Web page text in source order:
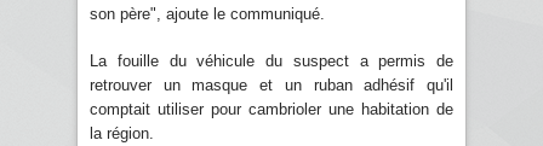
son père", ajoute le communiqué.
La fouille du véhicule du suspect a permis de
retrouver un masque et un ruban adhésif qu'il
comptait utiliser pour cambrioler une habitation de
la région.